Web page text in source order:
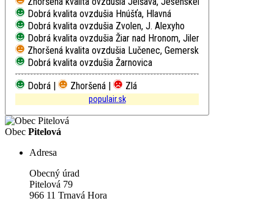
Dobrá kvalita ovzdušia Hnúšťa, Hlavná
Dobrá kvalita ovzdušia Zvolen, J. Alexyho
Dobrá kvalita ovzdušia Žiar nad Hronom, Jilemnického
Zhoršená kvalita ovzdušia Lučenec, Gemerská cesta
Dobrá kvalita ovzdušia Žarnovica
Dobrá |
Zhoršená | Zlá
populair.sk
Obec Pitelová
Adresa
Obecný úrad
Pitelová 79
966 11 Trnavá Hora